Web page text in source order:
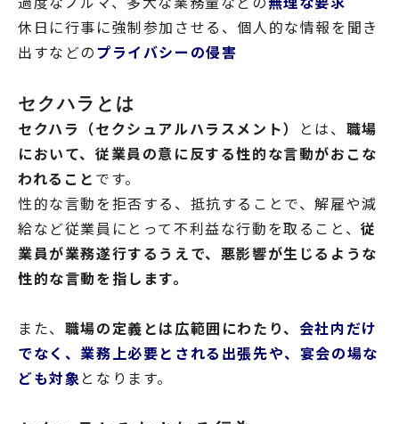
休日に行事に強制参加させる、個人的な情報を聞き
出すなどのプライバシーの侵害
セクハラとは
セクハラ（セクシュアルハラスメント）
とは、 職場
において、従業員の意に反する性的な言動がおこな
われること です。
性的な言動を拒否する、抵抗することで、解雇や減
給など従業員にとって不利益な行動を取ること、従
業員が業務遂行するうえで、悪影響が生じるような
性的な言動を指します。
また、 職場の定義とは広範囲にわたり、 会社内だけ
でなく、業務上必要とされる出張先や、宴会の場な
ども対象 となります。